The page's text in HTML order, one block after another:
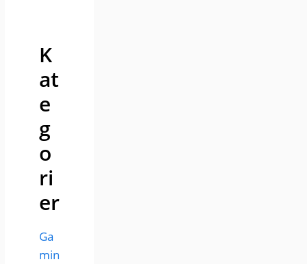
K
at
e
g
o
ri
er
Ga
min